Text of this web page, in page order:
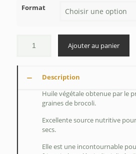
Format
Ajouter au panier
Description
Huile végétale obtenue par le
graines de brocoli.
Excellente source nutritive
secs.
Elle est une incontournable